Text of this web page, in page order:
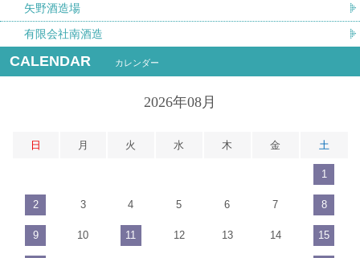
矢野酒造場
有限会社南酒造
CALENDAR カレンダー
2026年08月
日 月 火 水 木 金 土
1
2 3 4 5 6 7 8
9 10 11 12 13 14 15